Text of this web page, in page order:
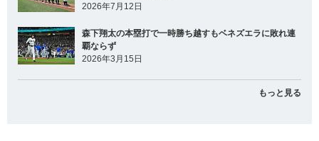
2026年7月12日
森下翔太の本塁打で一時勝ち越すもベネズエラに敗れ連
覇ならず
2026年3月15日
もっと見る